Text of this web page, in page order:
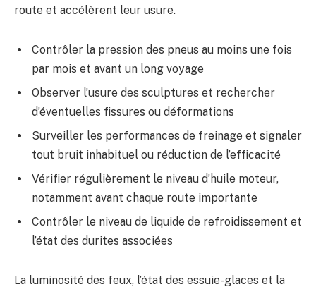
route et accélèrent leur usure.
Contrôler la pression des pneus au moins une fois
par mois et avant un long voyage
Observer l’usure des sculptures et rechercher
d’éventuelles fissures ou déformations
Surveiller les performances de freinage et signaler
tout bruit inhabituel ou réduction de l’efficacité
Vérifier régulièrement le niveau d’huile moteur,
notamment avant chaque route importante
Contrôler le niveau de liquide de refroidissement et
l’état des durites associées
La luminosité des feux, l’état des essuie-glaces et la